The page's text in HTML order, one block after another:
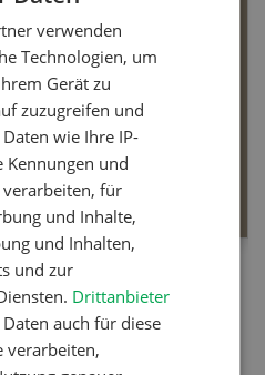
verwenden
Technologien, um
Gerät zu
zuzugreifen und
wie Ihre IP-
Kennungen und
für
und Inhalte,
und Inhalten,
und zur
Drittanbieter
auch für diese
verarbeiten,